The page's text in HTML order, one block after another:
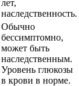
лет,
наследственность.
Обычно
бессимптомно,
может быть
наследственным.
Уровень глюкозы
в крови в норме.